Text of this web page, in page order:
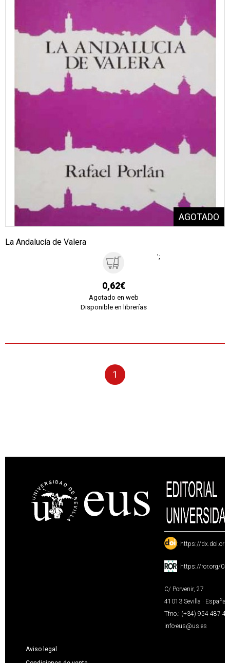
La Andalucía de Valera
0,62€
Agotado en web
Disponible en librerías
';
1
: https://
: https://ror.org/
C/ Porvenir, 27
41013 Sevilla · España
Tfno.: (+34) 954 487
info-eus@us.es
Aviso legal